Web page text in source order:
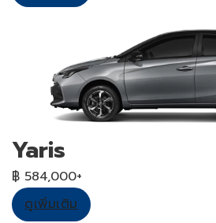
Yaris
฿ 584,000+
ดูเพิ่มเติม